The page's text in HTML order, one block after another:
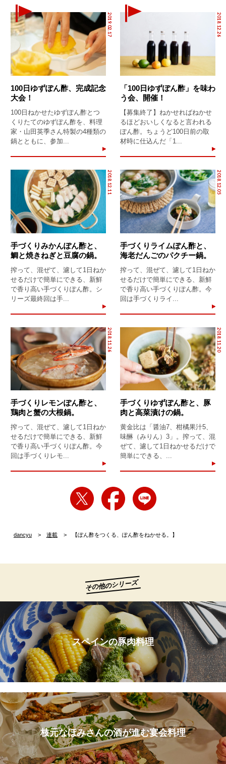
2019.02.17
100日ゆずぽん酢、完成記念
大会！
100日ねかせたゆずぽん酢とつ
くりたてのゆずぽん酢を、料理
家・山田英季さん特製の4種類の
鍋とともに、参加...
2018.12.26
「100日ゆずぽん酢」を味わ
う会、開催！
【募集終了】ねかせればねかせ
るほどおいしくなると言われる
ぽん酢。ちょうど100日前の取
材時に仕込んだ「1...
2018.12.11
手づくりみかんぽん酢と、
鯛と焼きねぎと豆腐の鍋。
搾って、混ぜて、濾して1日ねか
せるだけで簡単にできる、新鮮
で香り高い手づくりぽん酢。シ
リーズ最終回は手...
2018.12.05
手づくりライムぽん酢と、
海老だんごのパクチー鍋。
搾って、混ぜて、濾して1日ねか
せるだけで簡単にできる、新鮮
で香り高い手づくりぽん酢。今
回は手づくりライ...
2018.11.26
手づくりレモンぽん酢と、
鶏肉と蟹の大根鍋。
搾って、混ぜて、濾して1日ねか
せるだけで簡単にできる、新鮮
で香り高い手づくりぽん酢。今
回は手づくりレモ...
2018.11.20
手づくりゆずぽん酢と、豚
肉と高菜漬けの鍋。
黄金比は「醤油7、柑橘果汁5、
味醂（みりん）3」。搾って、混
ぜて、濾して1日ねかせるだけで
簡単にできる、...
dancyu 連載 【ぽん酢をつくる、ぽん酢をねかせる。】
その他のシリーズ
スペインの豚肉料理
枝元なほみさんの酒が進む宴会料理